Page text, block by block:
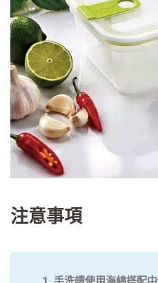
注意事項